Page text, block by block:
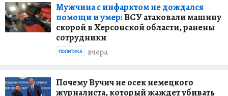
Мужчина с инфарктом не дождался
помощи и умер:ВСУ атаковали машину
скорой в Херсонской области, ранены
сотрудники
вчера
ПОЛИТИКА
Почему Вучич не осек немецкого
журналиста, который жаждет убивать